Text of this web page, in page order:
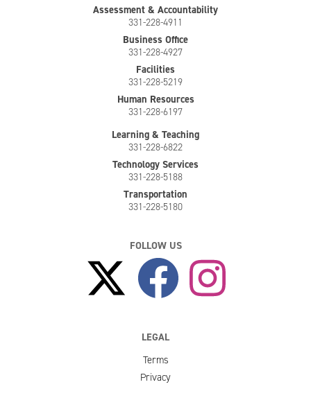
Assessment & Accountability
331-228-4911
Business Office
331-228-4927
Facilities
331-228-5219
Human Resources
331-228-6197
Learning & Teaching
331-228-6822
Technology Services
331-228-5188
Transportation
331-228-5180
FOLLOW US
LEGAL
Terms
Privacy